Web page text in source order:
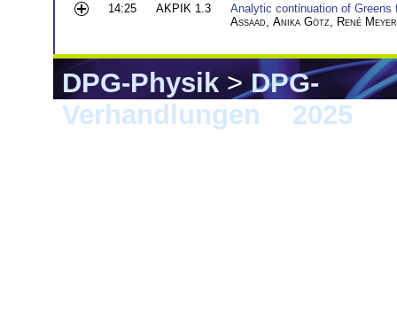
14:25
AKPIK 1.3
Analytic continuation of Greens
Assaad Anika Götz René Meyer
DPG-Physik>DPG-
Verhandlungen
2025